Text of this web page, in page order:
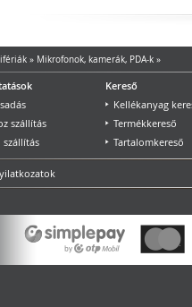
» Mikrofonok, kamerák, PDA-k»
szállítás
szállítás
Kereső
Kellékanyag
Termékkereső
Tartalomkereső